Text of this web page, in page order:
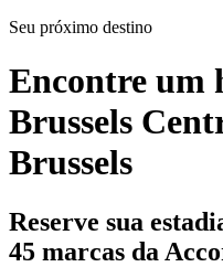
Seu próximo destino
Encontre um
Brussels
Brussels
Reserve sua
45 marcas da